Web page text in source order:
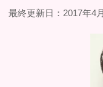
最終更新日：2017年4